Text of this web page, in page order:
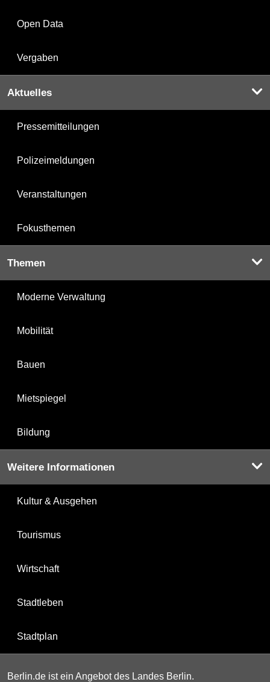
Open Data
Vergaben
Aktuelles
Pressemitteilungen
Polizeimeldungen
Veranstaltungen
Fokusthemen
Themen
Moderne Verwaltung
Mobilität
Bauen
Mietspiegel
Bildung
Weitere Informationen
Kultur & Ausgehen
Tourismus
Wirtschaft
Stadtleben
Stadtplan
Berlin.de ist ein Angebot des Landes Berlin.